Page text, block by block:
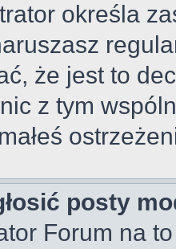
określa
że jest to
z tym
posty
Forum na